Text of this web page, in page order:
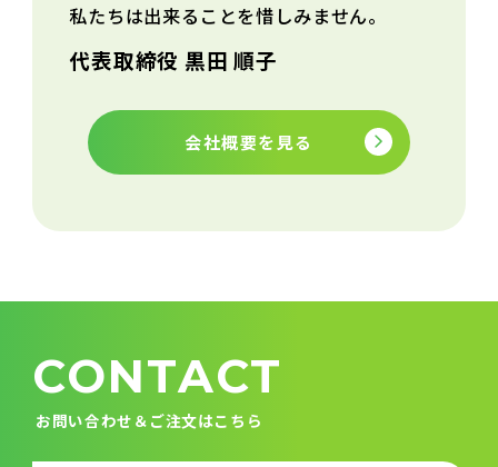
私たちは出来ることを惜しみません。
代表取締役 黒田 順子
会社概要を見る
CONTACT
お問い合わせ＆ご注文はこちら